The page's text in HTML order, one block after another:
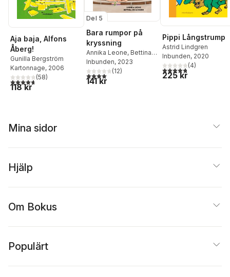
Aja baja, Alfons
Åberg!
Gunilla Bergström
Kartonnage, 2006
4,7utav 5 stjärnor. Totalt antal röster:
(58)
118 kr
Del 5
Bara rumpor på
kryssning
Annika Leone, Bettina
Johansson
Inbunden, 2023
4,0utav 5 stjärnor. Totalt antal röster:
(12)
141 kr
Pippi Långstrump
Astrid Lindgren
Inbunden, 2020
4,8utav 5 stjärnor.
(4)
225 kr
Mina sidor
Hjälp
Om Bokus
Populärt